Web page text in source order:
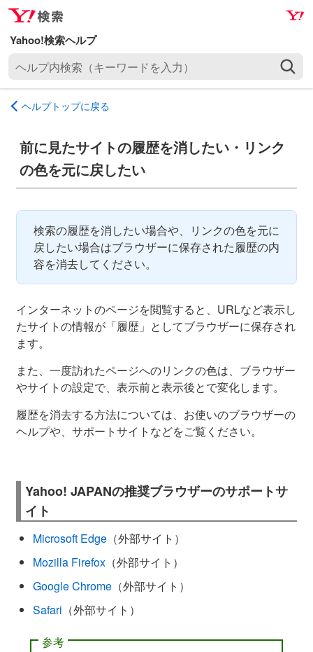
ナ
ビ
ゲ
ー
ョ
ン
ッ
メ
イ
ン
コ
テ
ン
キ
プ
プ
内
ワ
入
）
ヘルプトップに戻る
前に見たサイトの履歴を消したい・リンク
の色を元に戻したい
検索の履歴を消したい場合や、リンクの色を元に
戻したい場合はブラウザーに保存された履歴の内
容を消去してください。
インターネットのページを閲覧すると、URLなど表示し
たサイトの情報が「履歴」としてブラウザーに保存され
ます。
また、一度訪れたページへのリンクの色は、ブラウザー
やサイトの設定で、表示前と表示後とで変化します。
履歴を消去する方法については、お使いのブラウザーの
ヘルプや、サポートサイトなどをご覧ください。
Yahoo! JAPANの推奨ブラウザーのサポートサ
イト
Microsoft Edge （外部サイト）
Mozilla Firefox （外部サイト）
Google Chrome （外部サイト）
Safari （外部サイト）
参考